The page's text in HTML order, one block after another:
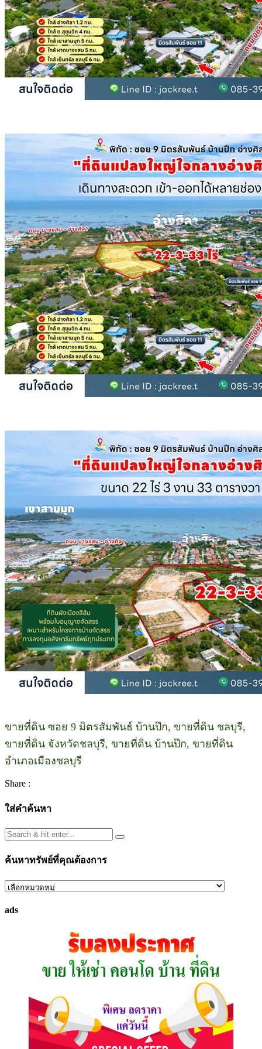
ขายที่ดิน ซอย 9 มิตรสัมพันธ์ บ้านปึก, ขายที่ดิน ชลบุรี,
ขายที่ดิน จังหวัดชลบุรี, ขายที่ดิน บ้านปึก, ขายที่ดิน
อำเภอเมืองชลบุรี
Share :
ใส่คำค้นหา
ค้นหาทรัพย์ที่คุณต้องการ
ค้นหา
ที่
ads